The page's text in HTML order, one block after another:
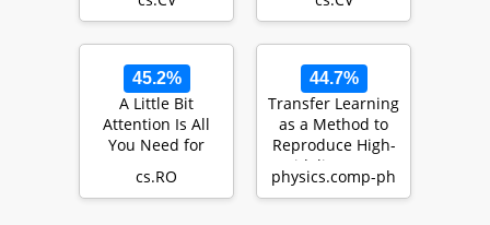
Refocus
Indoor Lighting
45.2%
A Little Bit
Attention Is All
You Need for
Identification
cs.RO
44.7%
Transfer Learning
as a Method to
Reproduce High-
Fidelity NLTE
Opacities in Si…
physics.comp-ph